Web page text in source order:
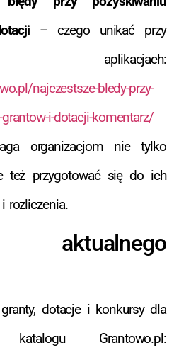
– czego unikać przy
aplikacjach:
najczestsze-bledy-przy-
i-dotacji-komentarz/
organizacjom nie tylko
też przygotować się do ich
rozliczenia.
aktualnego
dotacje i konkursy dla
Grantowo.pl: